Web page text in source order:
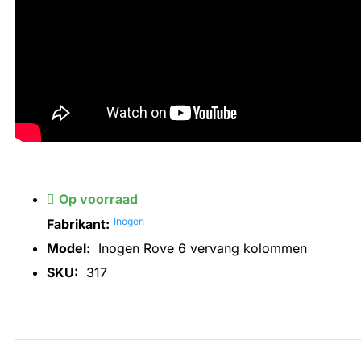
Op voorraad
Fabrikant: Inogen
Model: Inogen Rove 6 vervang kolommen
SKU: 317